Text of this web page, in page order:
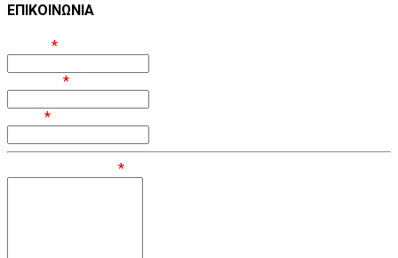
ΕΠΙΚΟΙΝΩΝΙΑ
*
*
*
*